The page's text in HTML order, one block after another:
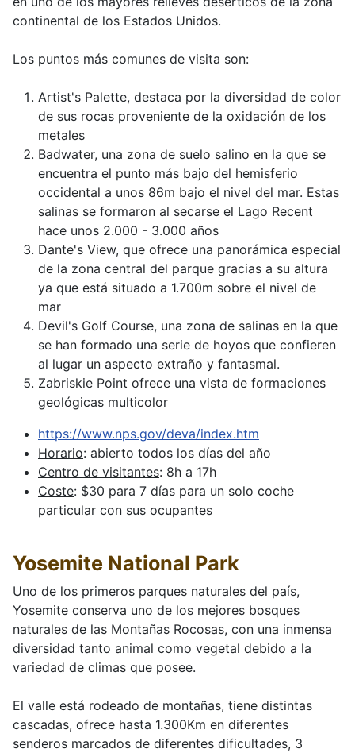
continental de los Estados Unidos.
Los puntos más comunes de visita son:
Artist's Palette, destaca por la diversidad de color
de sus rocas proveniente de la oxidación de los
metales
Badwater, una zona de suelo salino en la que se
encuentra el punto más bajo del hemisferio
occidental a unos 86m bajo el nivel del mar. Estas
salinas se formaron al secarse el Lago Recent
hace unos 2.000 - 3.000 años
Dante's View, que ofrece una panorámica especial
de la zona central del parque gracias a su altura
ya que está situado a 1.700m sobre el nivel de
mar
Devil's Golf Course, una zona de salinas en la que
se han formado una serie de hoyos que confieren
al lugar un aspecto extraño y fantasmal.
Zabriskie Point ofrece una vista de formaciones
geológicas multicolor
https://www.nps.gov/deva/index.htm
Horario: abierto todos los días del año
Centro de visitantes: 8h a 17h
Coste: $30 para 7 días para un solo coche
particular con sus ocupantes
Yosemite National Park
Uno de los primeros parques naturales del país,
Yosemite conserva uno de los mejores bosques
naturales de las Montañas Rocosas, con una inmensa
diversidad tanto animal como vegetal debido a la
variedad de climas que posee.
El valle está rodeado de montañas, tiene distintas
cascadas, ofrece hasta 1.300Km en diferentes
senderos marcados de diferentes dificultades, 3